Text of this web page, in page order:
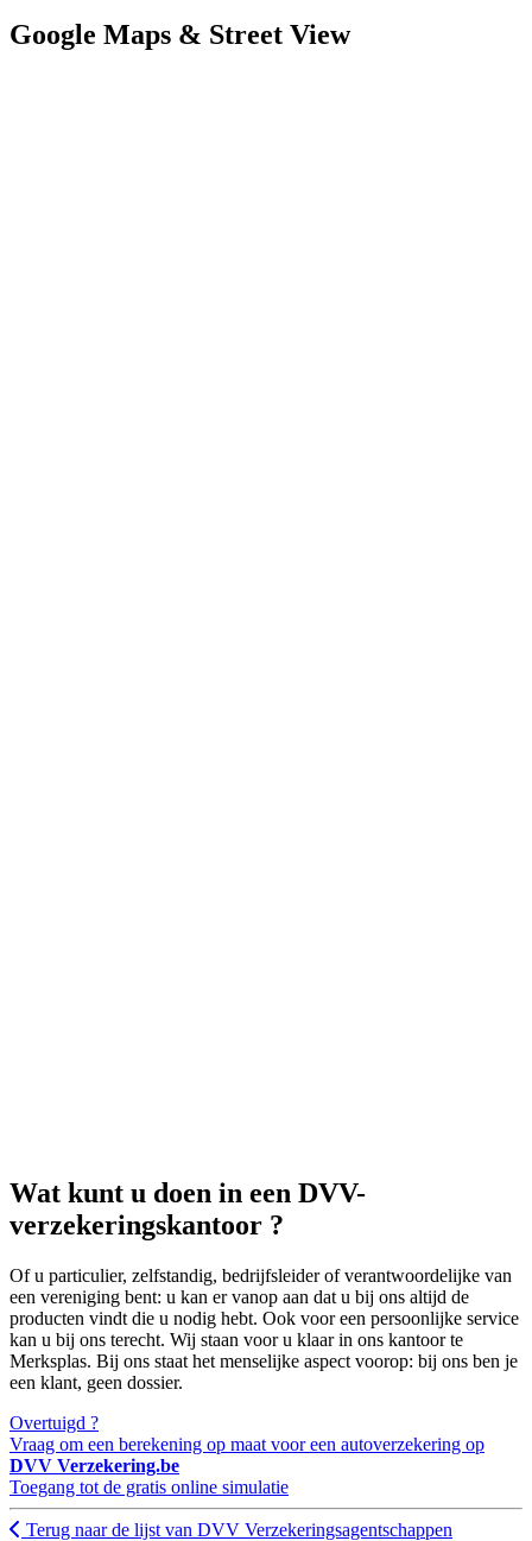
Google Maps & Street View
Wat kunt u doen in een DVV-
verzekeringskantoor ?
Of u particulier, zelfstandig, bedrijfsleider of verantwoordelijke van
een vereniging bent: u kan er vanop aan dat u bij ons altijd de
producten vindt die u nodig hebt. Ook voor een persoonlijke service
kan u bij ons terecht. Wij staan voor u klaar in ons kantoor te
Merksplas. Bij ons staat het menselijke aspect voorop: bij ons ben je
een klant, geen dossier.
Overtuigd ?
Vraag om een berekening op maat voor een autoverzekering op
DVV Verzekering.be
Toegang tot de gratis online simulatie
Terug naar de lijst van DVV Verzekeringsagentschappen